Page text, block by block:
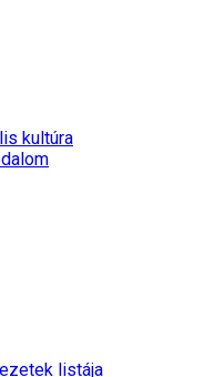
kultúra
listája